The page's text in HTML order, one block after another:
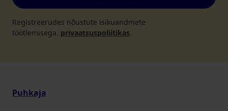
Registreerudes nõustute isikuandmete
töötlemisega. privaatsuspoliitikas.
Puhkaja